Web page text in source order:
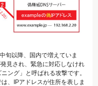
旬以降、国内で増えていま
見され、緊急に対応しなけれ
ング」と呼ばれる攻撃です。
、IPアドレスが住所を表しま